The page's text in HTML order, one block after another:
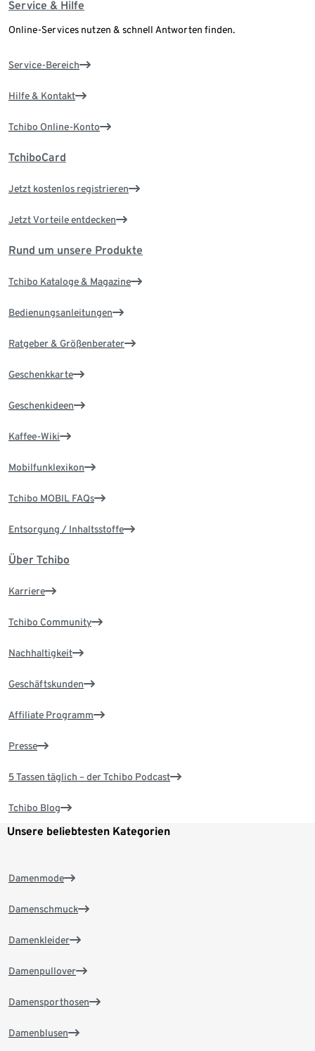
Service & Hilfe
Online-Services nutzen & schnell Antworten finden.
Service-Bereich
Hilfe & Kontakt
Tchibo Online-Konto
TchiboCard
Jetzt kostenlos registrieren
Jetzt Vorteile entdecken
Rund um unsere Produkte
Tchibo Kataloge & Magazine
Bedienungsanleitungen
Ratgeber & Größenberater
Geschenkkarte
Geschenkideen
Kaffee-Wiki
Mobilfunklexikon
Tchibo MOBIL FAQs
Entsorgung / Inhaltsstoffe
Über Tchibo
Karriere
Tchibo Community
Nachhaltigkeit
Geschäftskunden
Affiliate Programm
Presse
5 Tassen täglich – der Tchibo Podcast
Tchibo Blog
Unsere beliebtesten Kategorien
Damenmode
Damenschmuck
Damenkleider
Damenpullover
Damensporthosen
Damenblusen